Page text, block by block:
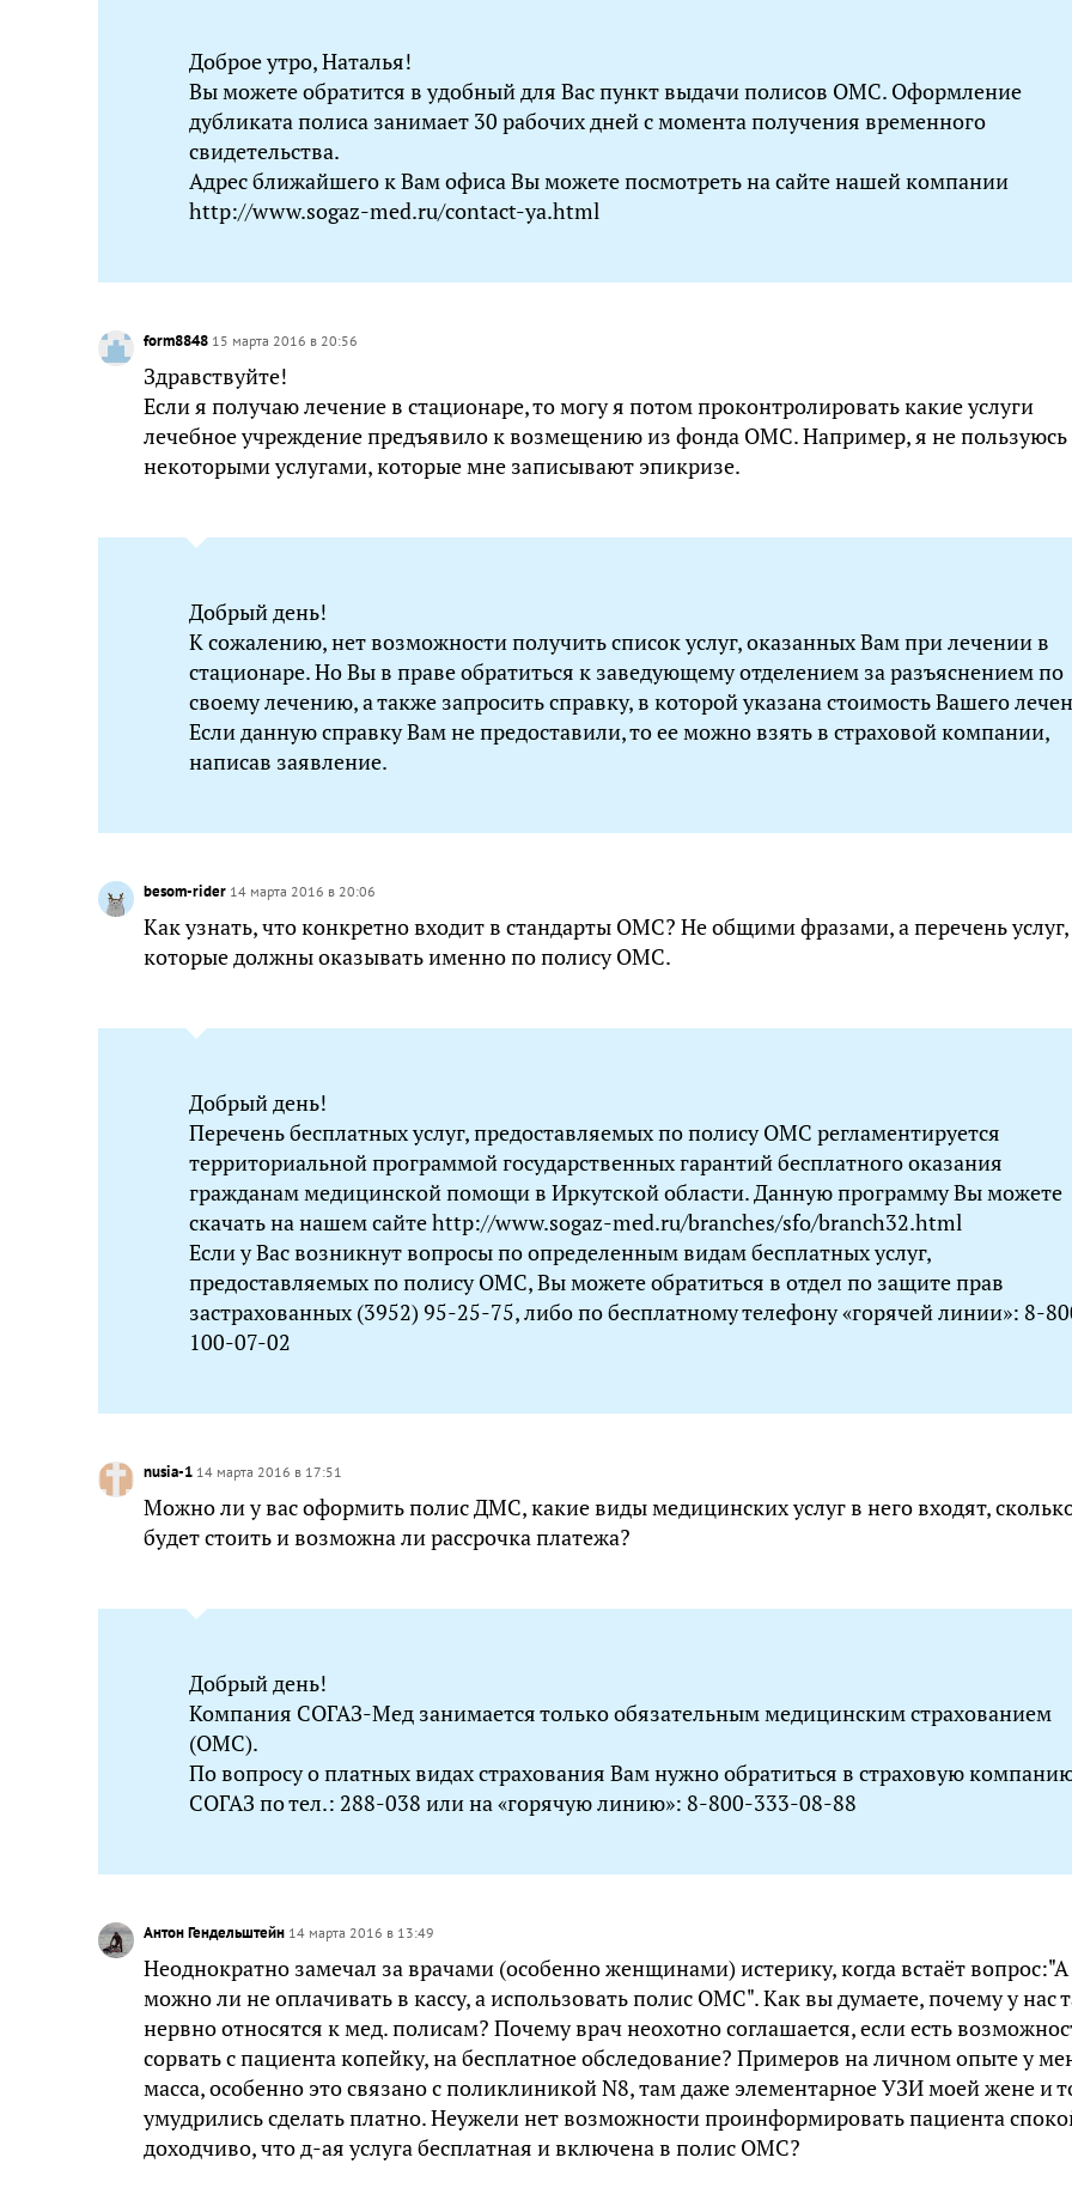
Доброе утро, Наталья!
Вы можете обратится в удобный для Вас пункт выдачи полисов ОМС. Оформление
дубликата полиса занимает 30 рабочих дней с момента получения временного
свидетельства.
Адрес ближайшего к Вам офиса Вы можете посмотреть на сайте нашей компании
http://www.sogaz-med.ru/contact-ya.html
form8848 15 марта 2016 в 20:56
Здравствуйте!
Если я получаю лечение в стационаре, то могу я потом проконтролировать какие услуги
лечебное учреждение предъявило к возмещению из фонда ОМС. Например, я не пользуюсь
некоторыми услугами, которые мне записывают эпикризе.
Добрый день!
К сожалению, нет возможности получить список услуг, оказанных Вам при лечении в
стационаре. Но Вы в праве обратиться к заведующему отделением за разъяснением по
своему лечению, а также запросить справку, в которой указана стоимость Вашего
Если данную справку Вам не предоставили, то ее можно взять в страховой компании,
написав заявление.
besom-rider 14 марта 2016 в 20:06
Как узнать, что конкретно входит в стандарты ОМС? Не общими фразами, а перечень услуг,
которые должны оказывать именно по полису ОМС.
Добрый день!
Перечень бесплатных услуг, предоставляемых по полису ОМС регламентируется
территориальной программой государственных гарантий бесплатного оказания
гражданам медицинской помощи в Иркутской области. Данную программу Вы можете
скачать на нашем сайте http://www.sogaz-med.ru/branches/sfo/branch32.html
Если у Вас возникнут вопросы по определенным видам бесплатных услуг,
предоставляемых по полису ОМС, Вы можете обратиться в отдел по защите прав
застрахованных (3952) 95-25-75, либо по бесплатному телефону «горячей линии»: 8-
100-07-02
nusia-1 14 марта 2016 в 17:51
Можно ли у вас оформить полис ДМС, какие виды медицинских услуг в него входят,
будет стоить и возможна ли рассрочка платежа?
Добрый день!
Компания СОГАЗ-Мед занимается только обязательным медицинским страхованием
(ОМС).
По вопросу о платных видах страхования Вам нужно обратиться в страховую
СОГАЗ по тел.: 288-038 или на «горячую линию»: 8-800-333-08-88
Антон Гендельштейн 14 марта 2016 в 13:49
Неоднократно замечал за врачами (особенно женщинами) истерику, когда встаёт вопрос:"А
можно ли не оплачивать в кассу, а использовать полис ОМС". Как вы думаете, почему у нас
нервно относятся к мед. полисам? Почему врач неохотно соглашается, если есть
сорвать с пациента копейку, на бесплатное обследование? Примеров на личном опыте у
масса, особенно это связано с поликлиникой N8, там даже элементарное УЗИ моей жене и
умудрились сделать платно. Неужели нет возможности проинформировать пациента
доходчиво, что д-ая услуга бесплатная и включена в полис ОМС?